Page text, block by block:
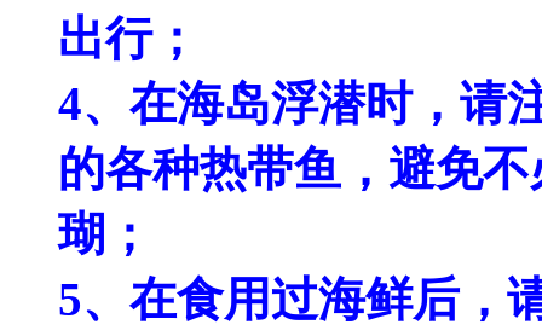
出行；
4、在海岛浮潜时，请
的各种热带鱼，避免
瑚；
5、在食用过海鲜后，